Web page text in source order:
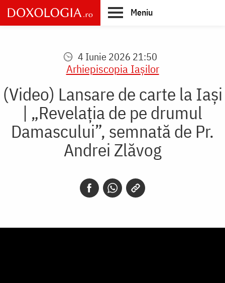
Skip
to
main
Meniu
4 Iunie 2026 21:50
Arhiepiscopia Iaşilor
(Video) Lansare de carte la Iași
| „Revelația de pe drumul
Damascului”, semnată de Pr.
Andrei Zlăvog